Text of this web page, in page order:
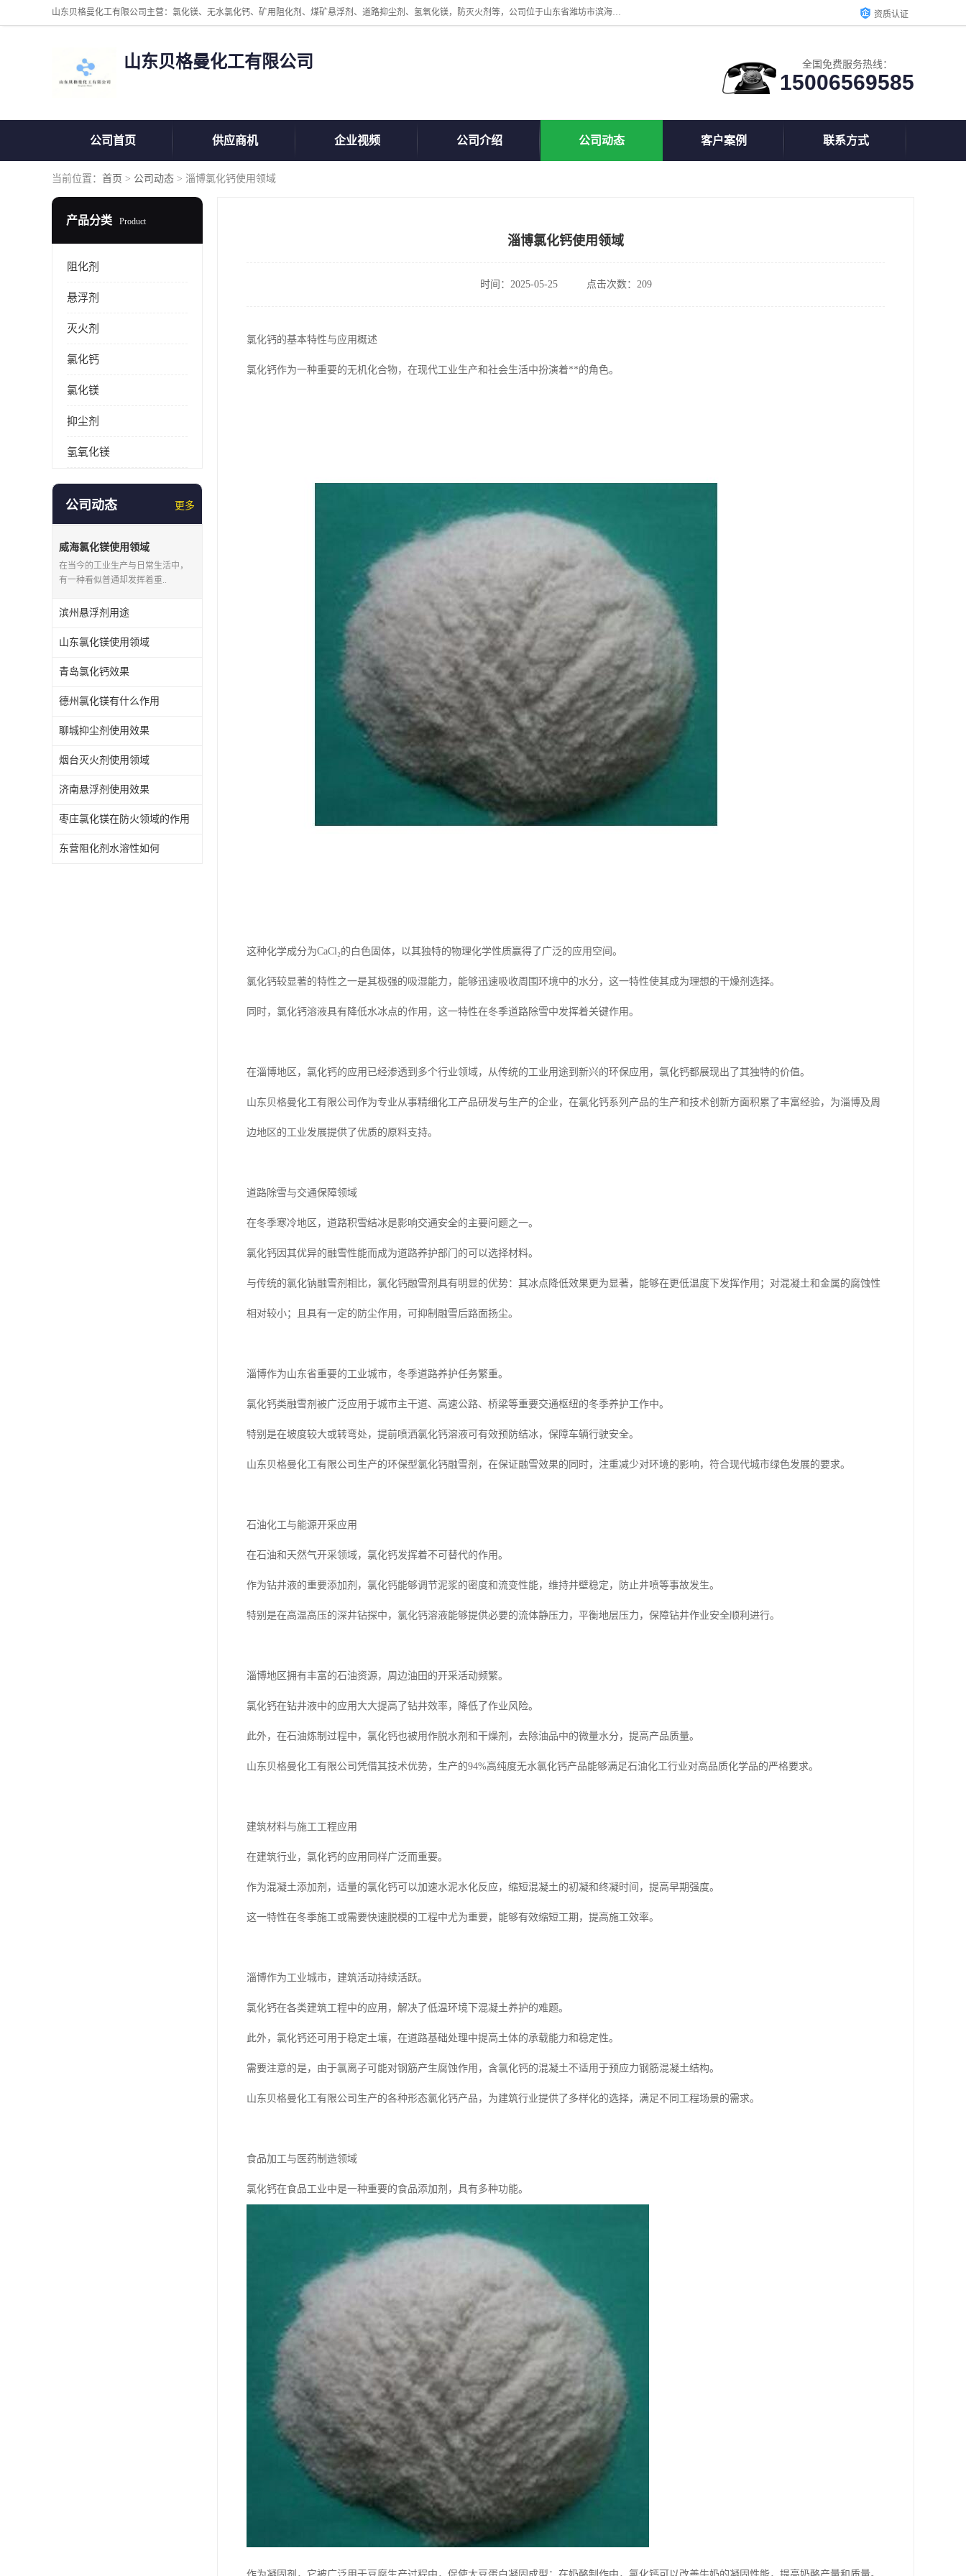
山东贝格曼化工有限公司主营：氯化镁、无水氯化钙、矿用阻化剂、煤矿悬浮剂、道路抑尘剂、氢氧化镁，防灭火剂等，公司位于山东省潍坊市滨海经济开发区,是专业从事对各种精细化工集研究、开发、制造于一体的现代化大型跨境化工企业，公司本着诚信经营、给每一位客户提供专业服务。 资质认证
山东贝格曼化工有限公司 全国免费服务热线：
15006569585
公司首页 供应商机 企业视频 公司介绍 公司动态 客户案例 联系方式
当前位置： 首页 > 公司动态 > 淄博氯化钙使用领域
产品分类 Product
阻化剂
悬浮剂
灭火剂
氯化钙
氯化镁
抑尘剂
氢氧化镁
公司动态 更多
威海氯化镁使用领域
在当今的工业生产与日常生活中，
有一种看似普通却发挥着重..
滨州悬浮剂用途
山东氯化镁使用领域
青岛氯化钙效果
德州氯化镁有什么作用
聊城抑尘剂使用效果
烟台灭火剂使用领域
济南悬浮剂使用效果
枣庄氯化镁在防火领域的作用
东营阻化剂水溶性如何
淄博氯化钙使用领域
时间：2025-05-25 点击次数：209
氯化钙的基本特性与应用概述
氯化钙作为一种重要的无机化合物，在现代工业生产和社会生活中扮演着**的角色。
这种化学成分为CaCl₂的白色固体，以其独特的物理化学性质赢得了广泛的应用空间。
氯化钙较显著的特性之一是其极强的吸湿能力，能够迅速吸收周围环境中的水分，这一特性使其成为理想的干燥剂选择。
同时，氯化钙溶液具有降低水冰点的作用，这一特性在冬季道路除雪中发挥着关键作用。
在淄博地区，氯化钙的应用已经渗透到多个行业领域，从传统的工业用途到新兴的环保应用，氯化钙都展现出了其独特的价值。
山东贝格曼化工有限公司作为专业从事精细化工产品研发与生产的企业，在氯化钙系列产品的生产和技术创新方面积累了丰富经验，为淄博及周
边地区的工业发展提供了优质的原料支持。
道路除雪与交通保障领域
在冬季寒冷地区，道路积雪结冰是影响交通安全的主要问题之一。
氯化钙因其优异的融雪性能而成为道路养护部门的可以选择材料。
与传统的氯化钠融雪剂相比，氯化钙融雪剂具有明显的优势：其冰点降低效果更为显著，能够在更低温度下发挥作用；对混凝土和金属的腐蚀性
相对较小；且具有一定的防尘作用，可抑制融雪后路面扬尘。
淄博作为山东省重要的工业城市，冬季道路养护任务繁重。
氯化钙类融雪剂被广泛应用于城市主干道、高速公路、桥梁等重要交通枢纽的冬季养护工作中。
特别是在坡度较大或转弯处，提前喷洒氯化钙溶液可有效预防结冰，保障车辆行驶安全。
山东贝格曼化工有限公司生产的环保型氯化钙融雪剂，在保证融雪效果的同时，注重减少对环境的影响，符合现代城市绿色发展的要求。
石油化工与能源开采应用
在石油和天然气开采领域，氯化钙发挥着不可替代的作用。
作为钻井液的重要添加剂，氯化钙能够调节泥浆的密度和流变性能，维持井壁稳定，防止井喷等事故发生。
特别是在高温高压的深井钻探中，氯化钙溶液能够提供必要的流体静压力，平衡地层压力，保障钻井作业安全顺利进行。
淄博地区拥有丰富的石油资源，周边油田的开采活动频繁。
氯化钙在钻井液中的应用大大提高了钻井效率，降低了作业风险。
此外，在石油炼制过程中，氯化钙也被用作脱水剂和干燥剂，去除油品中的微量水分，提高产品质量。
山东贝格曼化工有限公司凭借其技术优势，生产的94%高纯度无水氯化钙产品能够满足石油化工行业对高品质化学品的严格要求。
建筑材料与施工工程应用
在建筑行业，氯化钙的应用同样广泛而重要。
作为混凝土添加剂，适量的氯化钙可以加速水泥水化反应，缩短混凝土的初凝和终凝时间，提高早期强度。
这一特性在冬季施工或需要快速脱模的工程中尤为重要，能够有效缩短工期，提高施工效率。
淄博作为工业城市，建筑活动持续活跃。
氯化钙在各类建筑工程中的应用，解决了低温环境下混凝土养护的难题。
此外，氯化钙还可用于稳定土壤，在道路基础处理中提高土体的承载能力和稳定性。
需要注意的是，由于氯离子可能对钢筋产生腐蚀作用，含氯化钙的混凝土不适用于预应力钢筋混凝土结构。
山东贝格曼化工有限公司生产的各种形态氯化钙产品，为建筑行业提供了多样化的选择，满足不同工程场景的需求。
食品加工与医药制造领域
氯化钙在食品工业中是一种重要的食品添加剂，具有多种功能。